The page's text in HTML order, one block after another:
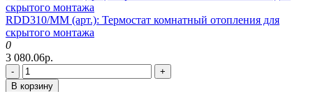
RDD310/MM (арт.): Термостат комнатный отопления для
скрытого монтажа
0
3 080.06р.
-
+
В корзину